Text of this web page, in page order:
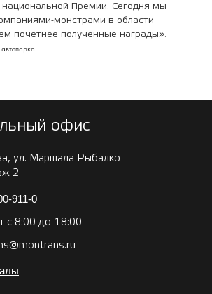
Премии. Сегодня мы
монстрами в области
почетнее полученные награды».
ул. Маршала Рыбалко
2
офис
911-0
с 8:00 до 18:00